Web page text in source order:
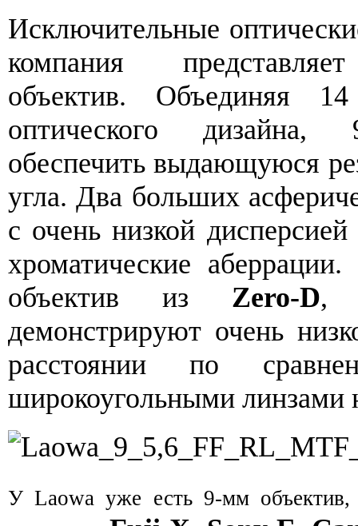
Исключительные
компания
объектив. Объединяя
оптического дизайна,
обеспечить выдающуюся
угла. Два больших
с очень низкой
хроматические
объектив из Zero-D,
демонстрируют очень
расстоянии по
широкоугольными линзами
У Laowa уже есть 9-мм объектив,